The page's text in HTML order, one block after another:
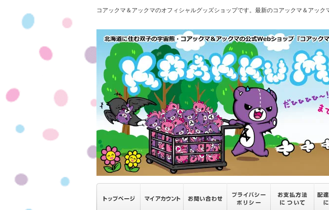
コアックマ＆アックマのオフィシャルグッズショップです。最新のコアックマ＆アッ